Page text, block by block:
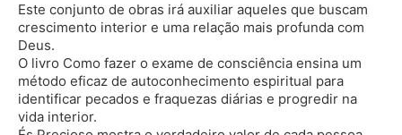
Este conjunto de obras irá auxiliar aqueles que buscam
crescimento interior e uma relação mais profunda com
Deus.
O livro Como fazer o exame de consciência ensina um
método eficaz de autoconhecimento espiritual para
identificar pecados e fraquezas diárias e progredir na
vida interior.